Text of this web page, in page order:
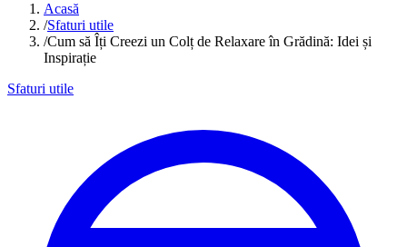
Acasă
/Sfaturi utile
/Cum să Îți Creezi un Colț de Relaxare în Grădină: Idei și
Inspirație
Sfaturi utile